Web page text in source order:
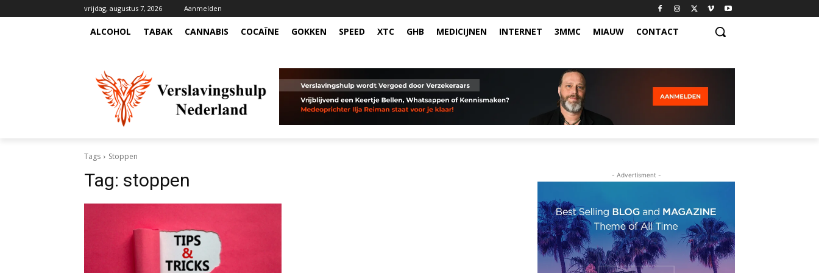
vrijdag, augustus 7, 2026 Aanmelden
ALCOHOL TABAK CANNABIS COCAÏNE GOKKEN SPEED XTC GHB MEDICIJNEN INTERNET 3MMC MIAUW CONTACT
Tags Stoppen
Tag: stoppen - Advertisment -